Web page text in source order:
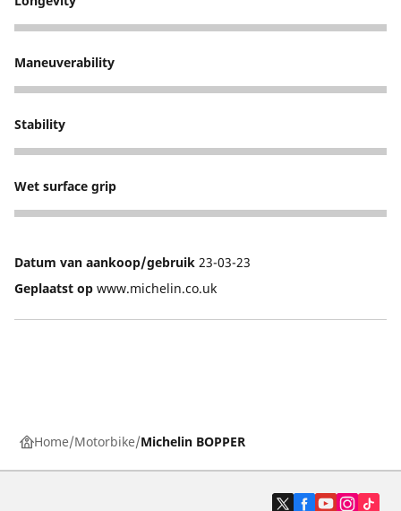
5
Maneuverability
5
Stability
5
Wet surface grip
4
Datum van aankoop/gebruik 23-03-23
Geplaatst op www.michelin.co.uk
Home Motorbike Michelin BOPPER